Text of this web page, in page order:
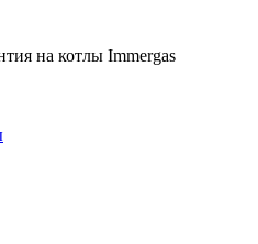
на котлы Immergas